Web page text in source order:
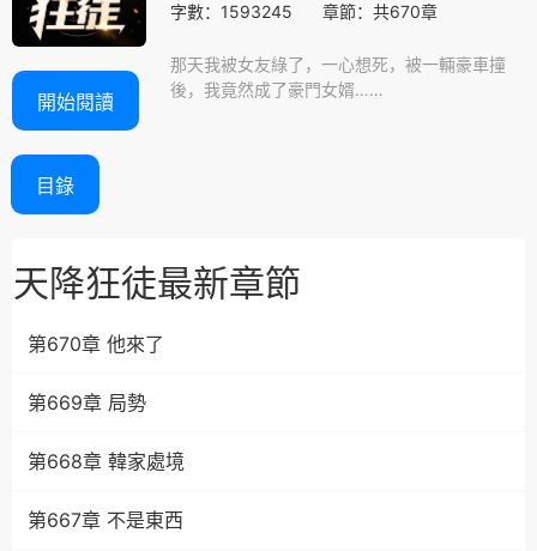
開始閱讀
目錄
字數：1593245 章節：共670章
那天我被女友綠了，一心想死，被一輛豪車撞
後，我竟然成了豪門女婿……
天降狂徒最新章節
第670章 他來了
第669章 局勢
第668章 韓家處境
第667章 不是東西